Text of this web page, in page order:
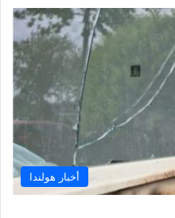
أخبار هولندا